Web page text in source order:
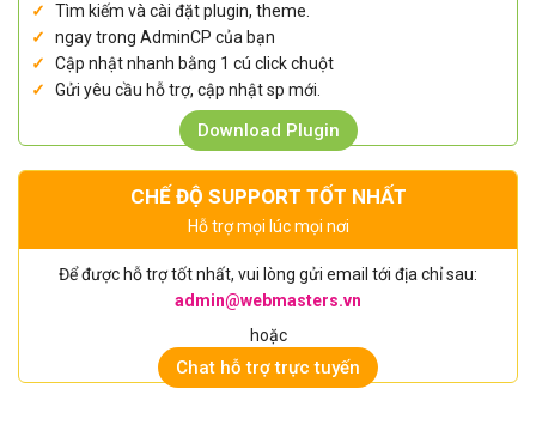
Tìm kiếm và cài đặt plugin, theme.
ngay trong AdminCP của bạn
Cập nhật nhanh bằng 1 cú click chuột
Gửi yêu cầu hỗ trợ, cập nhật sp mới.
Download Plugin
CHẾ ĐỘ SUPPORT TỐT NHẤT
Hỗ trợ mọi lúc mọi nơi
Để được hỗ trợ tốt nhất, vui lòng gửi email tới địa chỉ sau:
admin@webmasters.vn
hoặc
Chat hỗ trợ trực tuyến